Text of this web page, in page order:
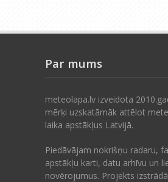
Par mums
meteolapa.lv izveidota
mērķi uzskatāmāk attēlot
laika apstākļus Latvijā.
Piedāvājam nokrišņu radaru,
apstākļu karti, datu arhīvu un
novērojumus. Projekts